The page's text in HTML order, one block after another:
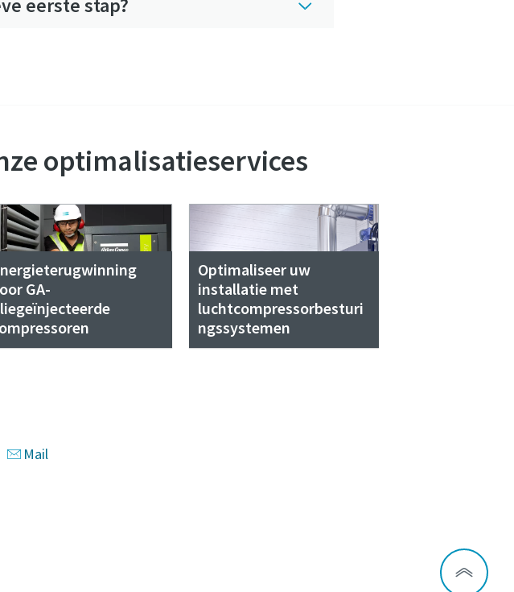
eerste stap?
optimalisatieservices
GA-
Optimaliseer uw
installatie met
luchtcompressorbesturi
ngssystemen
Mail